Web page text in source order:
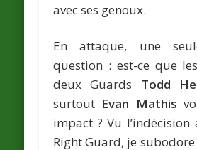
avec ses genoux.
En attaque, une
question : est-ce que
deux Guards Todd
surtout Evan Mathis
impact ? Vu
Right Guard, je subodore